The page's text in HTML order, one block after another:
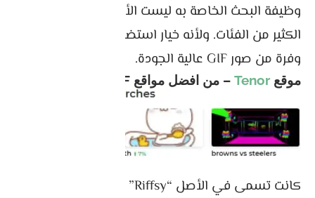
وظيفة البحث الخاصة به ليست الأفضل ، ولكن هناك
الكثير من الفئات. ولأنه خيار استضافة مفضل ، فهناك
وفرة من صور GIF عالية الجودة.
موقع Tenor – من افضل مواقع GIF
كانت تسمى في الأصل “Riffsy” ، الشركة التي